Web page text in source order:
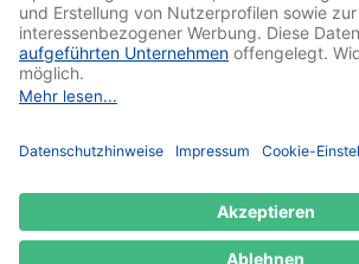
Vendredi:
de 8:00 - 13:00
et de 14:00 - 15:30 heures
E-mail: info@davetiye.de